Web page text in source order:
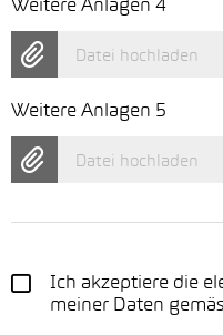
Weitere Anlagen 4
Datei hochladen
Weitere Anlagen 5
Datei hochladen
Ich akzeptiere die
meiner Daten